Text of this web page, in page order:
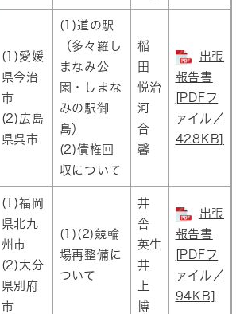
(1)愛媛
県今治
市
(2)広島
県呉市
(1)道の駅
（多々羅し
まなみ公
園・しまな
みの駅御
島）
(2)債権回
収について
稲
田
悦治
河
合
馨
出張
報告書
[PDFフ
ァイル／
428KB]
(1)福岡
県北九
州市
(2)大分
県別府
市
(1)(2)競輪
場再整備に
ついて
井
舎
英生
井
上
博
出張
報告書
[PDFフ
ァイル／
94KB]